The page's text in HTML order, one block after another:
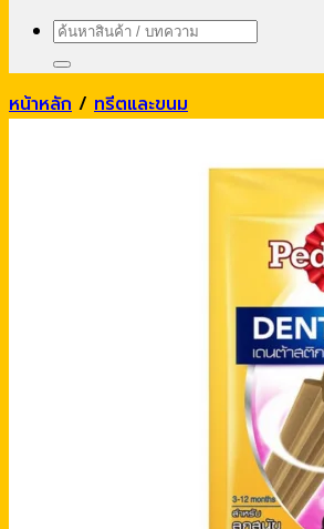
ค้นหา:
หน้าหลัก / ทรีตและขนม